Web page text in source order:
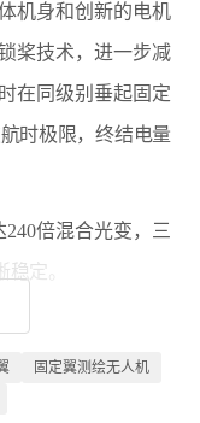
机身和创新的电机
桨技术，进一步减
在同级别垂起固定
时极限，终结电量
倍混合光变，三
定。
固定翼测绘无人机